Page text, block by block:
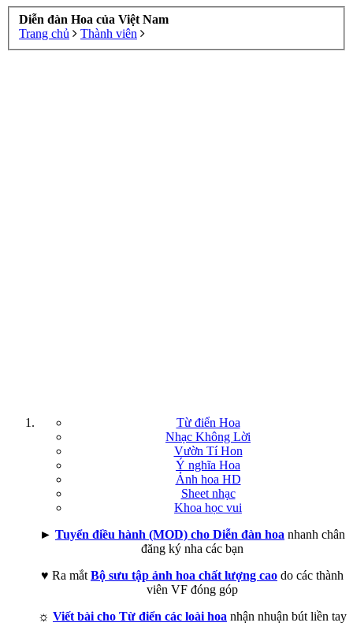
Diễn đàn Hoa của Việt Nam
Trang chủ
Thành viên
Từ điển Hoa
Nhạc Không Lời
Vườn Tí Hon
Ý nghĩa Hoa
Ảnh hoa HD
Sheet nhạc
Khoa học vui
► Tuyển điều hành (MOD) cho Diễn đàn hoa nhanh chân
đăng ký nha các bạn
♥ Ra mắt Bộ sưu tập ảnh hoa chất lượng cao do các thành
viên VF đóng góp
☼ Viết bài cho Từ điển các loài hoa nhận nhuận bút liền tay